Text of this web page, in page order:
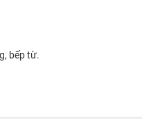
bếp từ.